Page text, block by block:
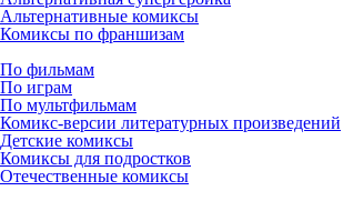
Альтернативные комиксы
Комиксы по франшизам
По фильмам
По играм
По мультфильмам
Комикс-версии литературных произведений
Детские комиксы
Комиксы для подростков
Отечественные комиксы